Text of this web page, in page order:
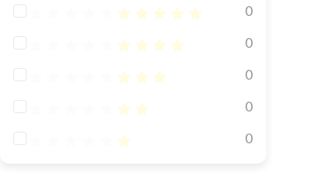
Hodnocení 100%
0
Hodnocení 80%
0
Hodnocení 60%
0
Hodnocení 40%
0
Hodnocení 20%
0